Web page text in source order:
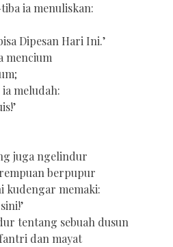
ia menuliskan:
Dipesan Hari Ini.’
mencium
meludah:
juga ngelindur
berpupur
kudengar memaki:
tentang sebuah dusun
dan mayat